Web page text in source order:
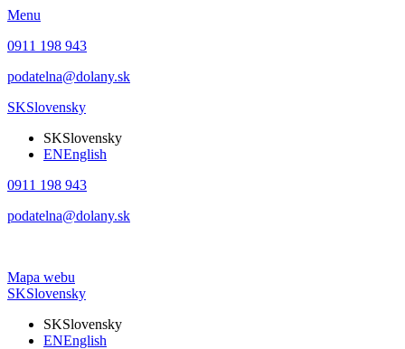
Menu
0911 198 943
podatelna@dolany.sk
SKSlovensky
SKSlovensky
ENEnglish
0911 198 943
podatelna@dolany.sk
Mapa webu
SKSlovensky
SKSlovensky
ENEnglish